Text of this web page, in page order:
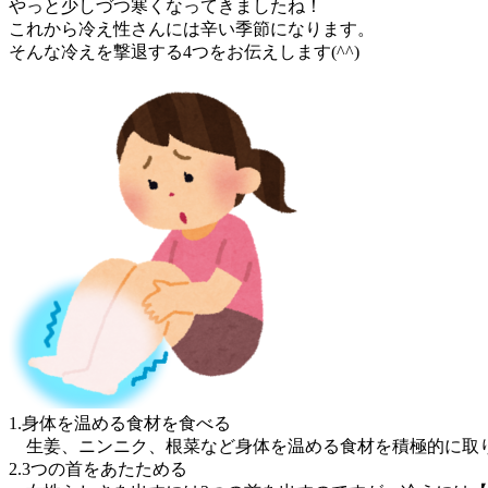
やっと少しづつ寒くなってきましたね！
これから冷え性さんには辛い季節になります。
そんな冷えを撃退する4つをお伝えします(^^)
1.身体を温める食材を食べる
生姜、ニンニク、根菜など身体を温める食材を積極的に取
2.3つの首をあたためる